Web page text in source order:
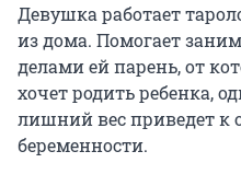
Девушка работает
из дома. Помогает
делами ей парень, от
хочет родить ребенка,
лишний вес приведет к
беременности.